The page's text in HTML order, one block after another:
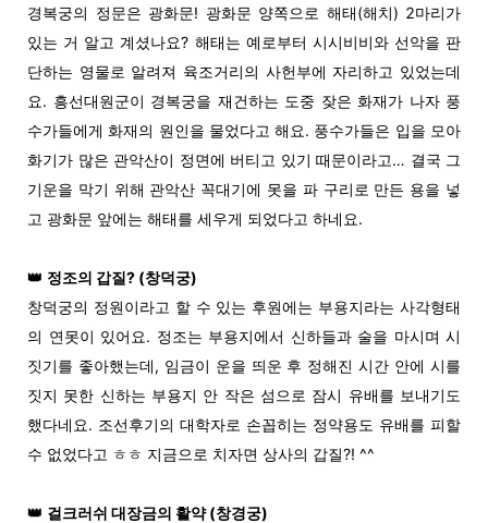
경복궁의 정문은 광화문! 광화문 양쪽으로 해태(해치) 2마리가
있는 거 알고 계셨나요? 해태는 예로부터 시시비비와 선악을 판
단하는 영물로 알려져 육조거리의 사헌부에 자리하고 있었는데
요. 흥선대원군이 경복궁을 재건하는 도중 잦은 화재가 나자 풍
수가들에게 화재의 원인을 물었다고 해요. 풍수가들은 입을 모아
화기가 많은 관악산이 정면에 버티고 있기 때문이라고… 결국 그
기운을 막기 위해 관악산 꼭대기에 못을 파 구리로 만든 용을 넣
고 광화문 앞에는 해태를 세우게 되었다고 하네요.
👑 정조의 갑질? (창덕궁)
창덕궁의 정원이라고 할 수 있는 후원에는 부용지라는 사각형태
의 연못이 있어요. 정조는 부용지에서 신하들과 술을 마시며 시
짓기를 좋아했는데, 임금이 운을 띄운 후 정해진 시간 안에 시를
짓지 못한 신하는 부용지 안 작은 섬으로 잠시 유배를 보내기도
했다네요. 조선후기의 대학자로 손꼽히는 정약용도 유배를 피할
수 없었다고 ㅎㅎ 지금으로 치자면 상사의 갑질?! ^^
👑 걸크러쉬 대장금의 활약 (창경궁)